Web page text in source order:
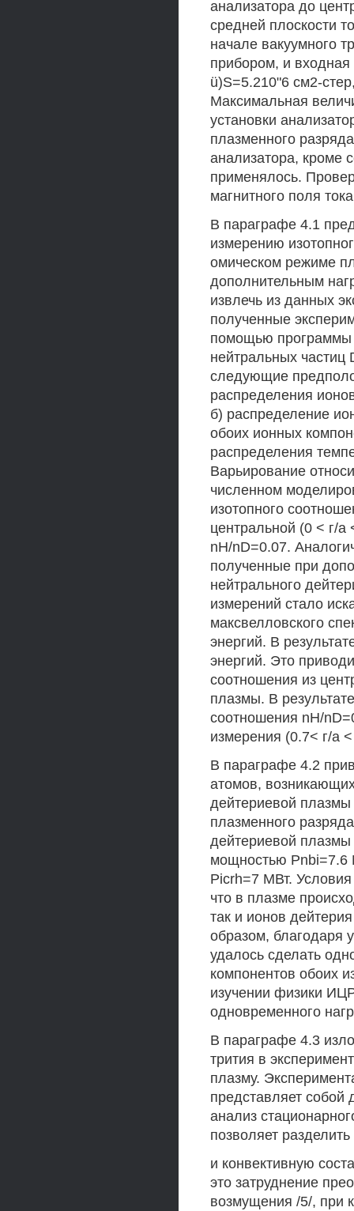
анализатора до
средней плоскости
начале вакуумного
прибором, и
ü)S=5.210"6 см2-
Максимальная
установки
плазменного
анализатора, кроме
применялось.
магнитного поля
В параграфе 4.1
измерению
омическом режиме
дополнительным
извлечь из данных
полученные
помощью программы
нейтральных
следующие
распределения
б) распределение
обоих ионных
распределения
Варьирование
численном
изотопного
центральной (0 < г/
nH/nD=0.07.
полученные при
нейтрального
измерений стало
максвелловского
энергий. В
энергий. Это
соотношения из
плазмы. В
соотношения nH/
измерения (0.7< г/а
В параграфе 4.2
атомов,
дейтериевой
плазменного
дейтериевой
мощностью Pnbi=7.6
Picrh=7 МВт.
что в плазме
так и ионов
образом, благодаря
удалось сделать
компонентов обоих
изучении физики
одновременного
В параграфе 4.3
трития в
плазму.
представляет собой
анализ
позволяет
и конвективную
это затруднение
возмущения /5/, при